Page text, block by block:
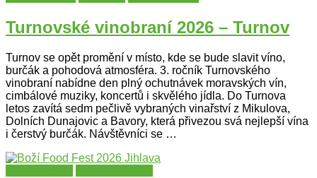
Turnovské vinobraní 2026 – Turnov
Turnov se opět promění v místo, kde se bude slavit víno,
burčák a pohodová atmosféra. 3. ročník Turnovského
vinobraní nabídne den plný ochutnávek moravských vín,
cimbálové muziky, koncertů i skvělého jídla. Do Turnova
letos zavítá sedm pečlivě vybraných vinařství z Mikulova,
Dolních Dunajovic a Bavory, která přivezou svá nejlepší vína
i čerstvý burčák. Návštěvníci se …